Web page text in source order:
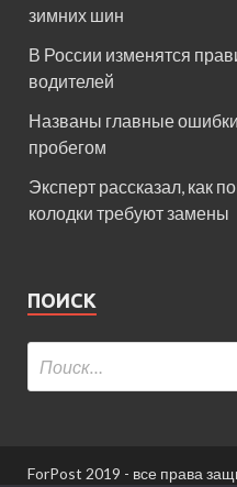
зимних шин
В России изменятся
водителей
Названы главные
пробегом
Эксперт рассказал, как
колодки требуют замены
ПОИСК
ForPost 2019 - все права